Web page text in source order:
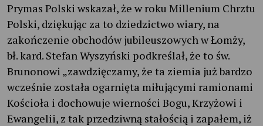
Prymas Polski wskazał, że w roku Millenium Chrztu
Polski, dziękując za to dziedzictwo wiary, na
zakończenie obchodów jubileuszowych w Łomży,
bł. kard. Stefan Wyszyński podkreślał, że to św.
Brunonowi „zawdzięczamy, że ta ziemia już bardzo
wcześnie została ogarnięta miłującymi ramionami
Kościoła i dochowuje wierności Bogu, Krzyżowi i
Ewangelii, z tak przedziwną stałością i zapałem, iż